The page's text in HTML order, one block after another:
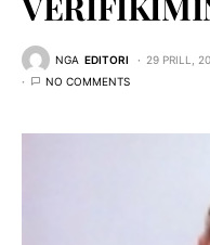
NGA EDITORI 29 PRILL,
NO COMMENTS